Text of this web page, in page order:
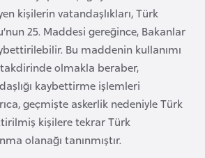
kişilerin vatandaşlıkları, Türk
25. Maddesi gereğince, Bakanlar
Bu maddenin kullanımı
olmakla beraber,
kaybettirme işlemleri
geçmişte askerlik nedeniyle Türk
kişilere tekrar Türk
olanağı tanınmıştır.